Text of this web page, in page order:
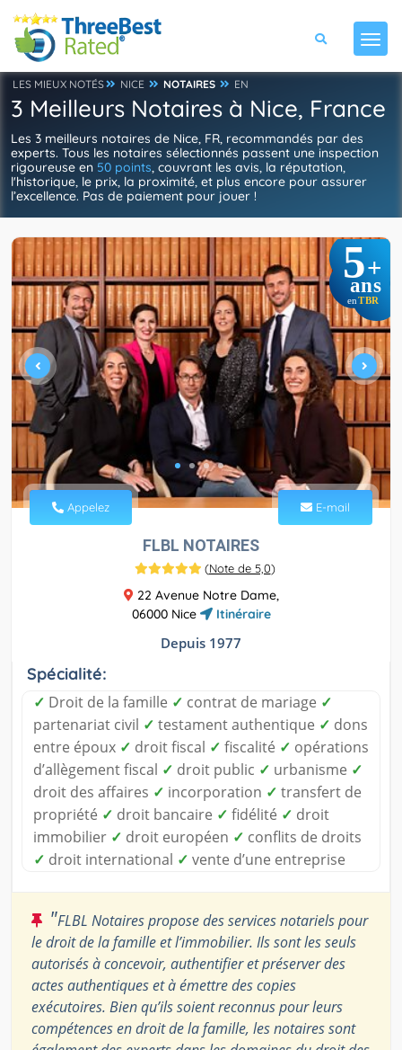
LES MIEUX NOTÉS NICE NOTAIRES EN
3 Meilleurs Notaires à Nice, France
Les 3 meilleurs notaires de Nice, FR, recommandés par des
experts. Tous les notaires sélectionnés passent une inspection
rigoureuse en 50 points, couvrant les avis, la réputation,
l'historique, le prix, la proximité, et plus encore pour assurer
l’excellence. Pas de paiement pour jouer !
5+
ans
en TBR
Appelez E-mail
FLBL NOTAIRES
(Note de 5,0)
22 Avenue Notre Dame,
06000 Nice
Itinéraire
Depuis 1977
Spécialité:
✓ Droit de la famille ✓ contrat de mariage ✓
partenariat civil ✓ testament authentique ✓ dons
entre époux ✓ droit fiscal ✓ fiscalité ✓ opérations
d’allègement fiscal ✓ droit public ✓ urbanisme ✓
droit des affaires ✓ incorporation ✓ transfert de
propriété ✓ droit bancaire ✓ fidélité ✓ droit
immobilier ✓ droit européen ✓ conflits de droits
✓ droit international ✓ vente d’une entreprise
"FLBL Notaires propose des services notariels pour
le droit de la famille et l’immobilier. Ils sont les seuls
autorisés à concevoir, authentifier et préserver des
actes authentiques et à émettre des copies
exécutoires. Bien qu’ils soient reconnus pour leurs
compétences en droit de la famille, les notaires sont